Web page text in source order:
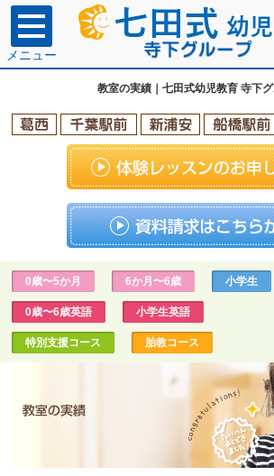
教室の実績｜七田式幼児教育 寺下
メニュー
0歳〜5か月 6か月〜6歳 小学生
0歳〜6歳英語 小学生英語
特別支援コース 胎教コース